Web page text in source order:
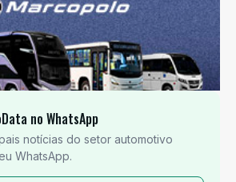
no WhatsApp
notícias do setor automotivo
WhatsApp.